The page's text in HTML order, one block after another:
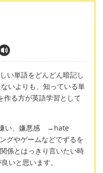
い単語をどんどん暗記し
いよりも、知っている単
作る方が英語学習として
嫌い、嫌悪感 →hate
グやゲームなどでずるを
係とはっきり言いたい時
と思います。